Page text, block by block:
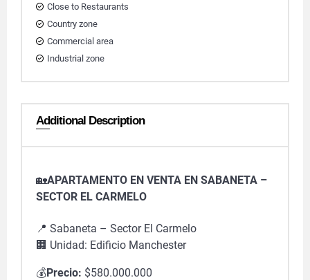
Close to Restaurants
Country zone
Commercial area
Industrial zone
Additional Description
🏡APARTAMENTO EN VENTA EN SABANETA –
SECTOR EL CARMELO
📍 Sabaneta – Sector El Carmelo
🏢 Unidad: Edificio Manchester
💰Precio: $580.000.000